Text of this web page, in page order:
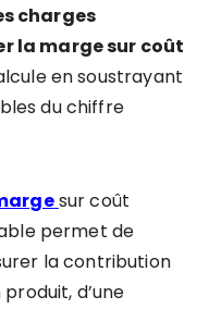
charges
la marge sur coût
en soustrayant
du chiffre
sur coût
permet de
la contribution
produit, d’une